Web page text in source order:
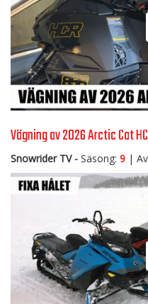
Vägning av 2026 Arctic Cat
Snowrider TV - Säsong: 9 |